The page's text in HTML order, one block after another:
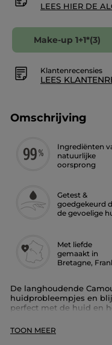
LEES HIER DE
Make-up 1+1*(3)
Klantenrecensies
LEES
Omschrijving
Ingrediënten
natuurlijke
oorsprong
Getest &
goedgekeurd
de gevoelige
Met liefde
gemaakt in
Bretagne,
De langhoudende
huidprobleempjes en
perfect met de huid en
Beschikbaar in 15 tinten.
TOON MEER